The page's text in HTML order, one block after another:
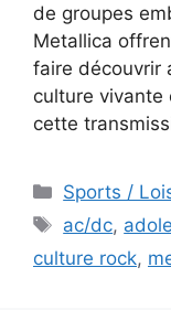
de groupes
Metallica
faire découvrir
culture vivante
cette
Catégories
Sports /
Étiquettes
ac/dc,
culture rock,